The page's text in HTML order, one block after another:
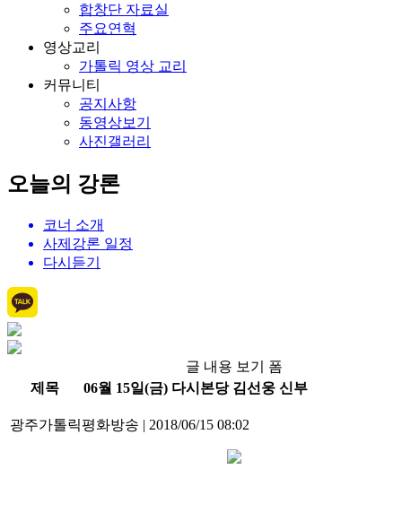
합창단 자료실
주요연혁
영상교리
가톨릭 영상 교리
커뮤니티
공지사항
동영상보기
사진갤러리
오늘의 강론
코너 소개
사제강론 일정
다시듣기
글 내용 보기 폼
제목
06월 15일(금) 다시본당 김선웅 신부
광주가톨릭평화방송 | 2018/06/15 08:02